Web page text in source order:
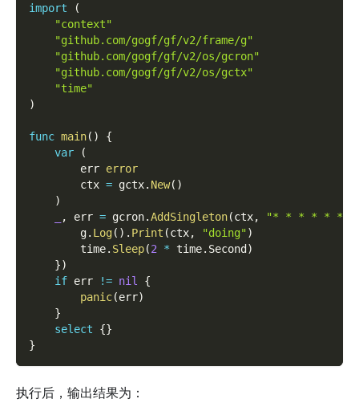
import
(
"context"
"github.com/gogf/gf/v2/frame/g"
"github.com/gogf/gf/v2/os/gcron"
"github.com/gogf/gf/v2/os/gctx"
"time"
)
func main( )
{
var
(
        err
error
        ctx
= gctx. New( )
)
, err = gcron.AddSingleton(ctx, "* * * * * *"
        g
. Log( ) . Print (ctx, "doing")
        time
. Sleep(2 * time. Second )
})
if err != nil
{
panic(err)
}
select
{}
}
执行后，输出结果为：